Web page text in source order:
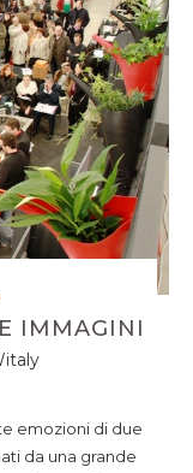
IMMAGINI
emozioni di due
da una grande